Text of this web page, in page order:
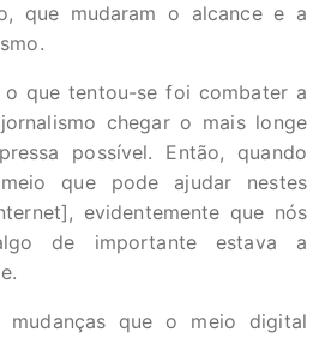
que mudaram o alcance e a
que tentou-se foi combater a
chegar o mais longe
possível. Então, quando
que pode ajudar nestes
evidentemente que nós
de importante estava a
mudanças que o meio digital